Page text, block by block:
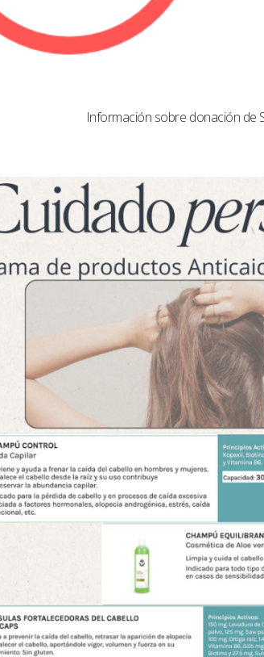
Información sobre donación de